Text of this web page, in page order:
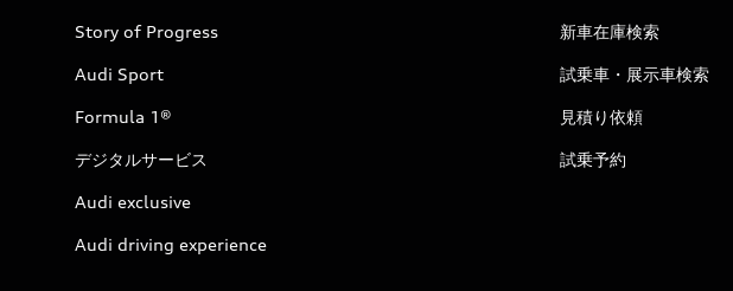
Story of Progress
Audi Sport
Formula 1®
デジタルサービス
Audi exclusive
Audi driving experience
新車在庫検索
試乗車・展示車検索
見積り依頼
試乗予約